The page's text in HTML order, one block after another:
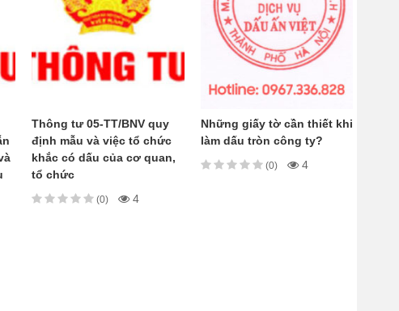
Thông tư 05-TT/BNV quy
định mẫu và việc tổ chức
khắc có dấu của cơ quan,
tổ chức
(0) 4
Những giấy tờ cần thiết khi
làm dấu tròn công ty?
(0) 4